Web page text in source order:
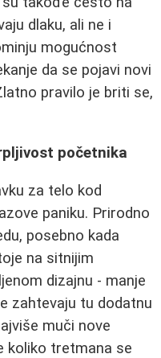
dlaku, ali ne i
mogućnost
da se pojavi novi
pravilo je briti se,
početnika
za telo kod
paniku. Prirodno
posebno kada
na sitnijim
dizajnu - manje
zahtevaju tu dodatnu
muči nove
koliko tretmana se